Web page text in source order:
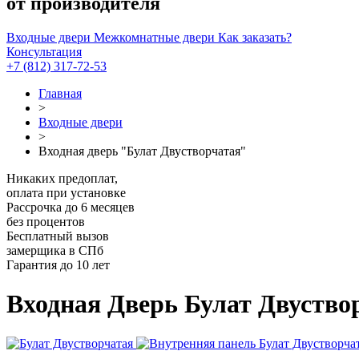
Входные двери Межкомнатные двери Как заказать?
Консультация
+7 (812) 317-72-53
Главная
>
Входные двери
>
Входная дверь "Булат Двустворчатая"
Никаких предоплат,
оплата при установке
Рассрочка до 6 месяцев
без процентов
Бесплатный вызов
замерщика в СПб
Гарантия до 10 лет
Входная Дверь Булат